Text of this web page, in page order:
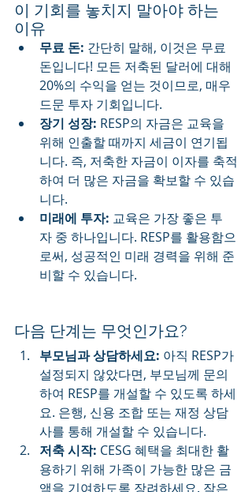
이 기회를 놓치지 말아야 하는
이유
무료 돈: 간단히 말해, 이것은 무료
돈입니다! 모든 저축된 달러에 대해
20%의 수익을 얻는 것이므로, 매우
드문 투자 기회입니다.
장기 성장: RESP의 자금은 교육을
위해 인출할 때까지 세금이 연기됩
니다. 즉, 저축한 자금이 이자를 축적
하여 더 많은 자금을 확보할 수 있습
니다.
미래에 투자: 교육은 가장 좋은 투
자 중 하나입니다. RESP를 활용함으
로써, 성공적인 미래 경력을 위해 준
비할 수 있습니다.
다음 단계는 무엇인가요?
부모님과 상담하세요: 아직 RESP가
설정되지 않았다면, 부모님께 문의
하여 RESP를 개설할 수 있도록 하세
요. 은행, 신용 조합 또는 재정 상담
사를 통해 개설할 수 있습니다.
저축 시작: CESG 혜택을 최대한 활
용하기 위해 가족이 가능한 많은 금
액을 기여하도록 장려하세요. 작은